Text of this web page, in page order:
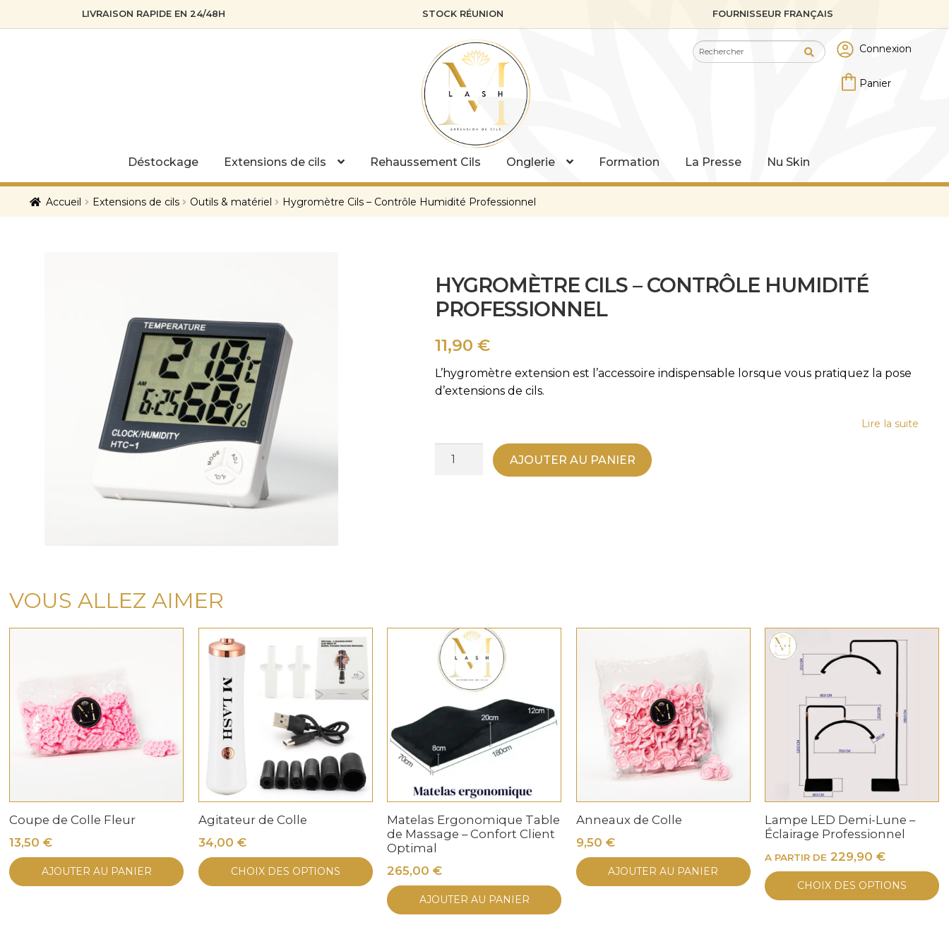
LIVRAISON RAPIDE EN 24/48H STOCK RÉUNION FOURNISSEUR FRANÇAIS
Connexion
Recherche
pour :
Recherche
Déstockage Extensions de cils Rehaussement Cils Onglerie Formation La Presse Nu Skin
Accueil Extensions de cils Outils & matériel Hygromètre Cils – Contrôle Humidité Professionnel
HYGROMÈTRE CILS – CONTRÔLE HUMIDITÉ
PROFESSIONNEL
11,90€
L’hygromètre extension est l’accessoire indispensable lorsque vous pratiquez la pose
d’extensions de cils.
Lire la suite
quantité
AJOUTER AU PANIER
VOUS ALLEZ AIMER
Coupe de Colle Fleur
13,50€
AJOUTER AU PANIER
Agitateur de Colle
34,00 €
CHOIX DES OPTIONS
Ce
produit
plusieurs
Matelas Ergonomique Table
de Massage – Confort Client
Optimal
265,00€
AJOUTER AU PANIER
Anneaux de Colle
9,50 €
AJOUTER AU PANIER
Lampe LED Demi-Lune –
Éclairage Professionnel
A PARTIR DE 229,90€
CHOIX DES OPTIONS